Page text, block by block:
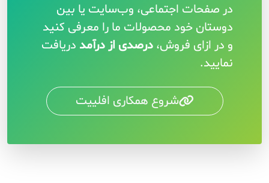
در صفحات اجتماعی، وب‌سایت یا بین
دوستان خود محصولات ما را معرفی کنید
و در ازای فروش، درصدی از درآمد دریافت
نمایید.
شروع همکاری افلییت